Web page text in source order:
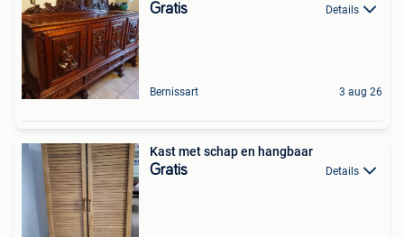
Gratis Details
Bernissart 3 aug 26
Kast met schap en hangbaar
Gratis Details